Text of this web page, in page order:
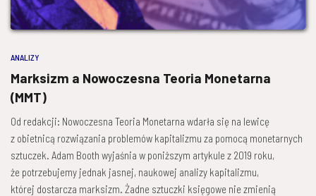
ANALIZY
Marksizm a Nowoczesna Teoria Monetarna
(MMT)
Od redakcji: Nowoczesna Teoria Monetarna wdarła się na lewicę
z obietnicą rozwiązania problemów kapitalizmu za pomocą monetarnych
sztuczek. Adam Booth wyjaśnia w poniższym artykule z 2019 roku,
że potrzebujemy jednak jasnej, naukowej analizy kapitalizmu,
której dostarcza marksizm. Żadne sztuczki księgowe nie zmienią